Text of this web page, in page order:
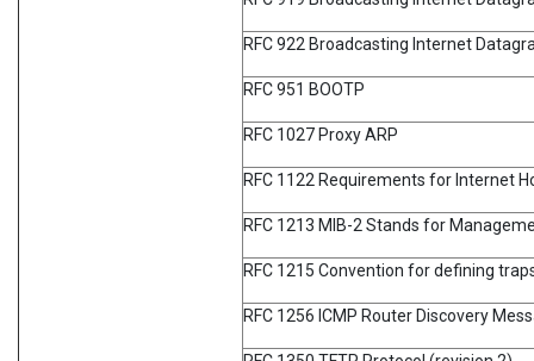
RFC 922 Broadcasting Internet
RFC 951 BOOTP
RFC 1027 Proxy ARP
RFC 1122 Requirements for Internet
RFC 1213 MIB-2 Stands for
RFC 1215 Convention for defining
RFC 1256 ICMP Router Discovery